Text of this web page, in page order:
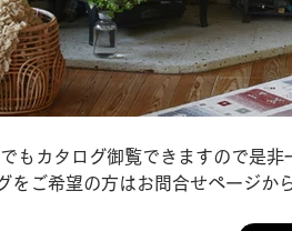
もカタログ御覧できますので是非
をご希望の方はお問合せページか